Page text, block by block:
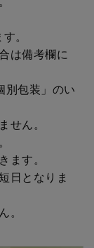
。
は備考欄に
別包装」のい
せん。
ます。
日となりま
。